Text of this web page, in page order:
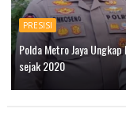
PRESISI
Polda Metro Jaya
sejak 2020